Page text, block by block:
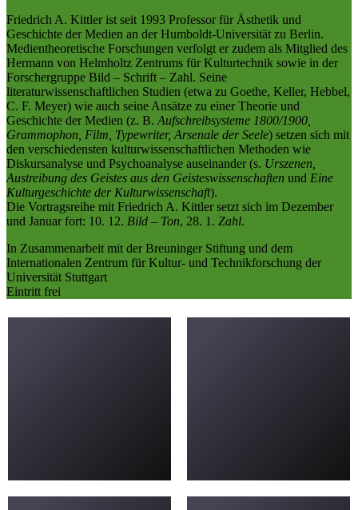
Friedrich A. Kittler ist seit 1993 Professor für Ästhetik und
Geschichte der Medien an der Humboldt-Universität zu Berlin.
Medientheoretische Forschungen verfolgt er zudem als Mitglied des
Hermann von Helmholtz Zentrums für Kulturtechnik sowie in der
Forschergruppe Bild – Schrift – Zahl. Seine
literaturwissenschaftlichen Studien (etwa zu Goethe, Keller, Hebbel,
C. F. Meyer) wie auch seine Ansätze zu einer Theorie und
Geschichte der Medien (z. B. Aufschreibsysteme 1800/1900,
Grammophon, Film, Typewriter, Arsenale der Seele) setzen sich mit
den verschiedensten kulturwissenschaftlichen Methoden wie
Diskursanalyse und Psychoanalyse auseinander (s. Urszenen,
Austreibung des Geistes aus den Geisteswissenschaften und Eine
Kulturgeschichte der Kulturwissenschaft).
Die Vortragsreihe mit Friedrich A. Kittler setzt sich im Dezember
und Januar fort: 10. 12. Bild – Ton, 28. 1. Zahl.
In Zusammenarbeit mit der Breuninger Stiftung und dem
Internationalen Zentrum für Kultur- und Technikforschung der
Universität Stuttgart
Eintritt frei